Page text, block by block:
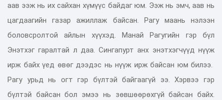
аав ээж нь их сайхан хүмүүс байдаг юм. Ээж нь эмч, аав нь
цагдаагийн газар ажиллаж байсан. Рагу маань нэлээн
боловсролтой айлын хүүхэд. Манай Рагугийн гэр бүл
Энэтхэг гаралтай л даа. Сингапурт анх энэтхэгчүүд нүүж
ирж байх үед өвөг дээдэс нь нүүж ирж байсан юм билээ.
Рагу урьд нь огт гэр бүлтэй байгаагүй ээ. Хэрвээ гэр
бүлтэй байсан бол эмээ нь зөвшөөрөхгүй байсан байх.